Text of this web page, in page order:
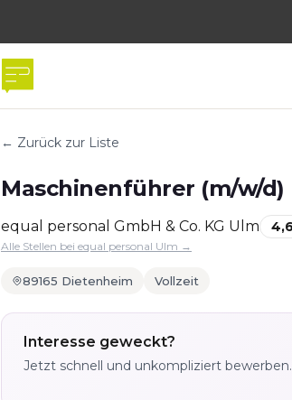
← Zurück zur Liste
Maschinenführer (m/w/d)
equal personal GmbH & Co. KG Ulm 4,6
Alle Stellen bei equal personal Ulm →
89165 Dietenheim Vollzeit
Interesse geweckt?
Jetzt schnell und unkompliziert bewerben.